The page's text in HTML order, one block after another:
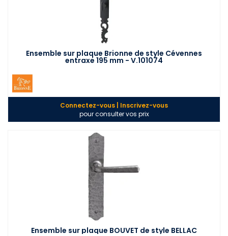
Ensemble sur plaque Brionne de style Cévennes
entraxe 195 mm - V.101074
Connectez-vous | Inscrivez-vous
pour consulter vos prix
Ensemble sur plaque BOUVET de style BELLAC